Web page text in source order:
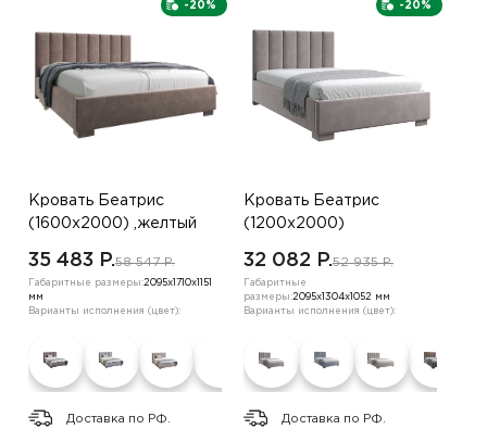
-20%
Кровать Беатрис
(1600х2000) ,желтый
35 483 P.58 547 P.
Габаритные размеры:2095х1710х1151
мм
Варианты исполнения (цвет):
Доставка по РФ.
-20%
Кровать Беатрис
(1200х2000)
32 082 P.52 935 P.
Габаритные
размеры:2095х1304х1052 мм
Варианты исполнения (цвет):
Доставка по РФ.